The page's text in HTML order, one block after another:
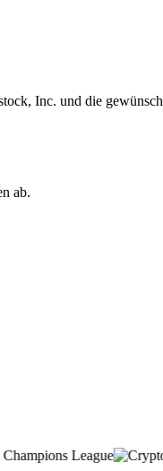
Inc. und die
ab.